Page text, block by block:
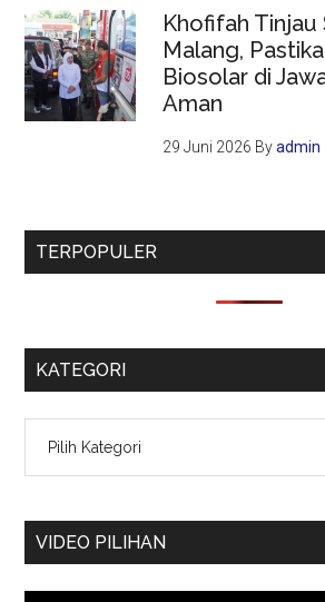
Khofifah Tinjau
Malang,
Biosolar di
Aman
29 Juni 2026 Byadmin
TERPOPULER
KATEGORI
VIDEO PILIHAN